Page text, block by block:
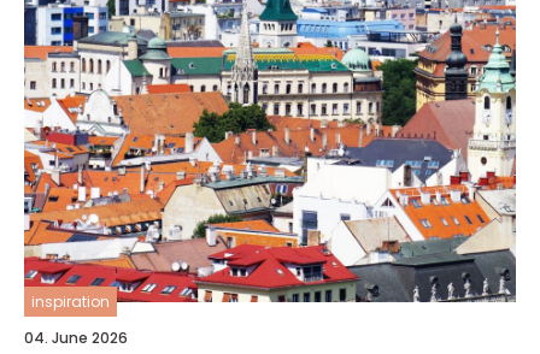
inspiration
04. June 2026